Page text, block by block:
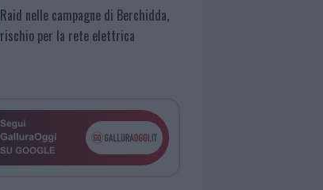
Raid nelle campagne di Berchidda,
rischio per la rete elettrica